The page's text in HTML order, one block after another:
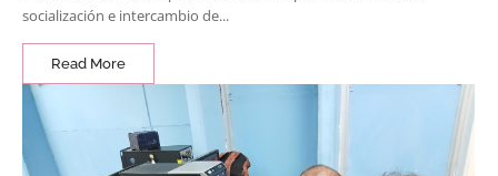
socialización e intercambio de...
Read More